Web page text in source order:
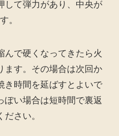
して弾力があり、中央が
。
んで硬くなってきたら火
ます。その場合は次回か
き時間を延ばすとよいで
ぽい場合は短時間で裏返
さい。